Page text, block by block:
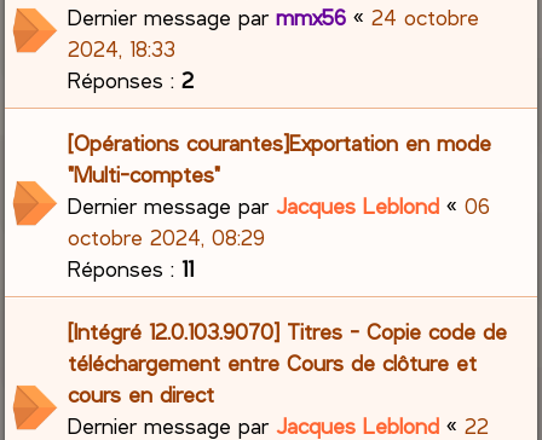
Dernier message parmmx56 «24 octobre
2024, 18:33
Réponses :2
[Opérations courantes]Exportation en mode
"Multi-comptes"
Dernier message parJacques Leblond «06
octobre 2024, 08:29
Réponses :11
[Intégré 12.0.103.9070] Titres - Copie code de
téléchargement entre Cours de clôture et
cours en direct
Dernier message parJacques Leblond «22